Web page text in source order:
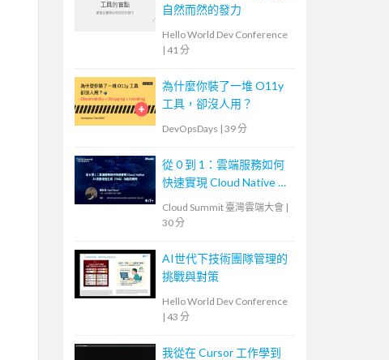
自然而然的發力
Hello World Dev Conference
| 41 分
為什麼你裝了一堆 O11y
工具，卻沒人用？
DevOpsDays | 39 分
從 0 到 1：雲端服務如何
快速實現 Cloud Native AI
檢索增強生成（RAG）功
能的應用
Cloud Summit 臺灣雲端大會 |
30 分
AI世代下技術團隊管理的
挑戰與對策
Hello World Dev Conference
| 43 分
我從在 Cursor 工作學到